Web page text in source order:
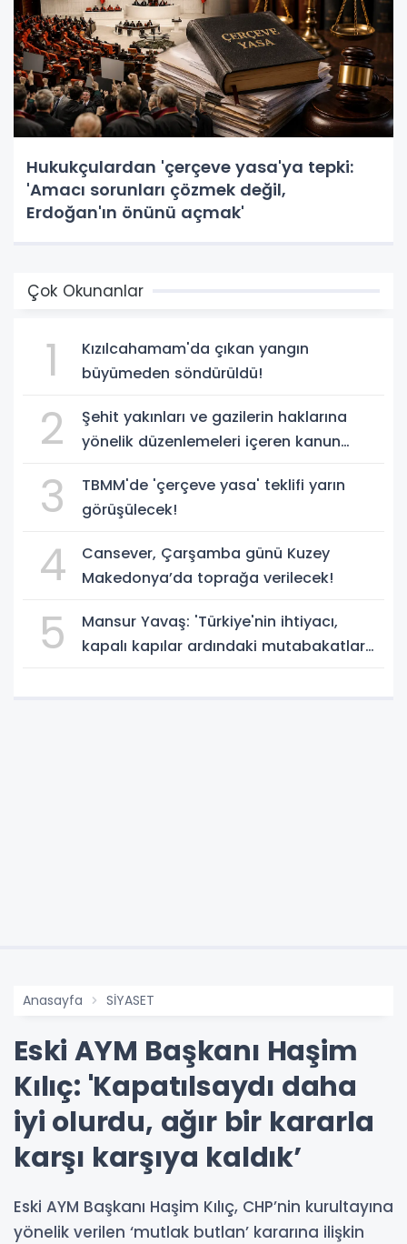
Hukukçulardan 'çerçeve yasa'ya tepki:
'Amacı sorunları çözmek değil,
Erdoğan'ın önünü açmak'
Çok Okunanlar
1
Kızılcahamam'da çıkan yangın
büyümeden söndürüldü!
2
Şehit yakınları ve gazilerin haklarına
yönelik düzenlemeleri içeren kanun
3
TBMM'de 'çerçeve yasa' teklifi yarın
görüşülecek!
4
Cansever, Çarşamba günü Kuzey
Makedonya’da toprağa verilecek!
5
Mansur Yavaş: 'Türkiye'nin ihtiyacı,
kapalı kapılar ardındaki mutabakatlar
Anasayfa SİYASET
Eski AYM Başkanı Haşim
Kılıç: 'Kapatılsaydı daha
iyi olurdu, ağır bir kararla
karşı karşıya kaldık’
Eski AYM Başkanı Haşim Kılıç, CHP’nin kurultayına
yönelik verilen ‘mutlak butlan’ kararına ilişkin